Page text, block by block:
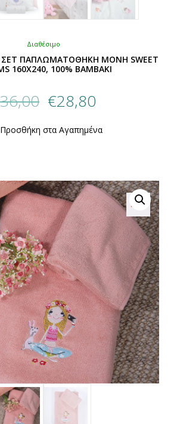
Διαθέσιμο
ΣΕΤ ΠΑΠΛΩΜΑΤΟΘΗΚΗ ΜΟΝΗ SWEET
160Χ240, 100% BAMBAKI
36,00
price
€36,00.
€28,80
είναι:
το
παραλλαγές.
Οι
επιλογές
μπορούν
να
επιλεγούν
στη
σελίδα
του
προϊόντος
Προσθήκη στα Αγαπημένα